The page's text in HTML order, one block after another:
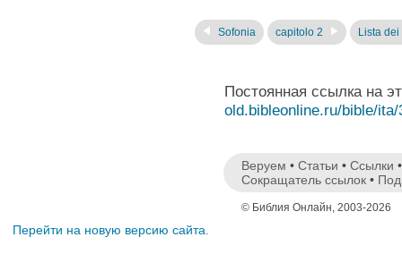
Sofonia capitolo 2 Lista
Постоянная ссылка на
old.bibleonline.ru/bible/ita/
Веруем • Статьи • Ссылки
Сокращатель ссылок •
© Библия Онлайн, 2003-2026
Перейти на новую версию сайта.